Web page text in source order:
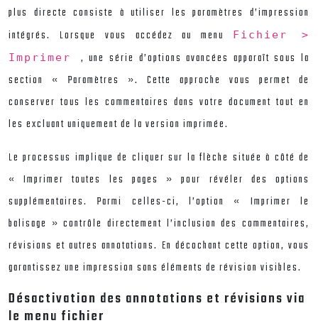
plus directe consiste à utiliser les paramètres d’impression
intégrés. Lorsque vous accédez au menu
Fichier >
Imprimer , une série d’options avancées apparaît sous la
section « Paramètres ». Cette approche vous permet de
conserver tous les commentaires dans votre document tout en
les excluant uniquement de la version imprimée.
Le processus implique de cliquer sur la flèche située à côté de
« Imprimer toutes les pages » pour révéler des options
supplémentaires. Parmi celles-ci, l’option « Imprimer le
balisage » contrôle directement l’inclusion des commentaires,
révisions et autres annotations. En décochant cette option, vous
garantissez une impression sans éléments de révision visibles.
Désactivation des annotations et révisions via
le menu fichier